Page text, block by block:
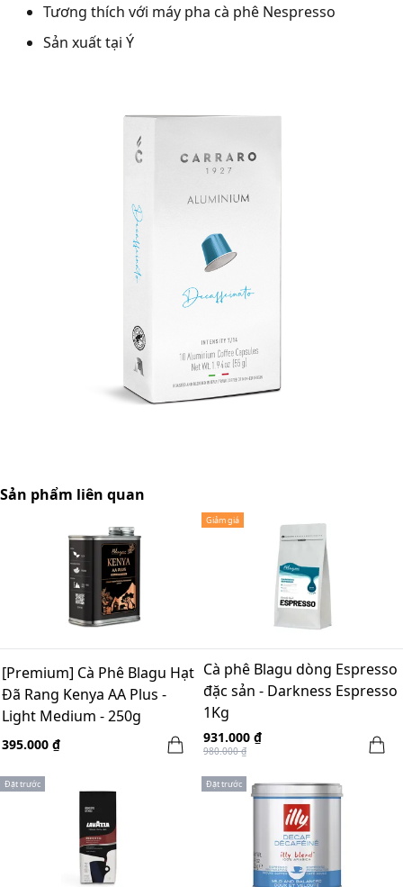
Tương thích với máy pha cà phê Nespresso
Sản xuất tại Ý
Sản phẩm liên quan
[Premium] Cà Phê Blagu Hạt
Đã Rang Kenya AA Plus -
Light Medium - 250g
395.000 ₫
Giảm giá
Cà phê Blagu dòng Espresso
đặc sản - Darkness Espresso
1Kg
931.000 ₫
980.000 ₫
Đặt trước Đặt trước